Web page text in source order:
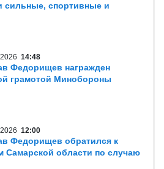
сильные, спортивные и
14:48
Федорищев награжден
грамотой Минобороны
12:00
Федорищев обратился к
Самарской области по случаю